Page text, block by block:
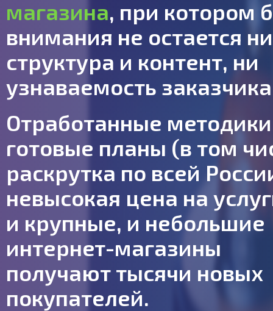
магазина, при котором
внимания не остается ни
структура и контент, ни
узнаваемость
Отработанные
готовые планы (в том
раскрутка по всей
невысокая цена на
и крупные, и небольшие
интернет-магазины
получают тысячи новых
покупателей.